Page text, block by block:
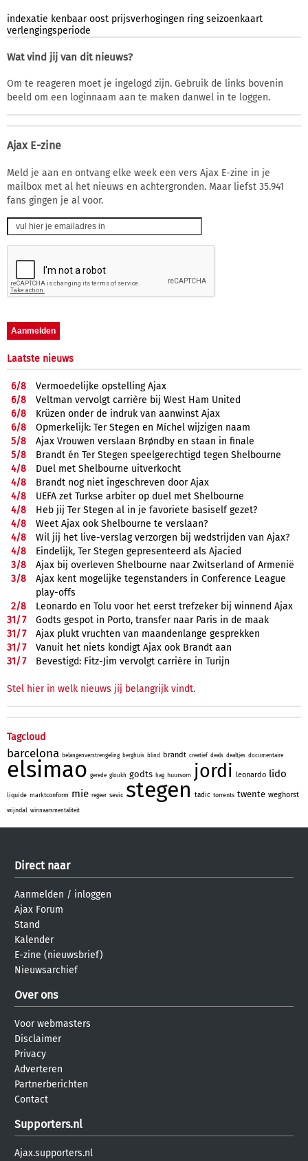
indexatie kenbaar oost prijsverhogingen ring seizoenkaart
verlengingsperiode
Wat vind jij van dit nieuws?
Om te reageren moet je ingelogd zijn. Gebruik de links bovenin
beeld om een loginnaam aan te maken danwel in te loggen.
Ajax E-zine
Meld je aan en ontvang elke week een vers Ajax E-zine in je
mailbox met al het nieuws en achtergronden. Maar liefst 35.941
fans gingen je al voor.
Laatste nieuws
6/8
Vermoedelijke opstelling Ajax
6/8
Veltman vervolgt carrière bij West Ham United
6/8
Krüzen onder de indruk van aanwinst Ajax
6/8
Opmerkelijk: Ter Stegen en Míchel wijzigen naam
5/8
Ajax Vrouwen verslaan Brøndby en staan in finale
5/8
Brandt én Ter Stegen speelgerechtigd tegen Shelbourne
4/8
Duel met Shelbourne uitverkocht
4/8
Brandt nog niet ingeschreven door Ajax
4/8
UEFA zet Turkse arbiter op duel met Shelbourne
4/8
Heb jij Ter Stegen al in je favoriete basiself gezet?
4/8
Weet Ajax ook Shelbourne te verslaan?
4/8
Wil jij het live-verslag verzorgen bij wedstrijden van Ajax?
4/8
Eindelijk, Ter Stegen gepresenteerd als Ajacied
3/8
Ajax bij overleven Shelbourne naar Zwitserland of Armenië
3/8
Ajax kent mogelijke tegenstanders in Conference League
play-offs
2/8
Leonardo en Tolu voor het eerst trefzeker bij winnend Ajax
31/7
Godts gespot in Porto, transfer naar Paris in de maak
31/7
Ajax plukt vruchten van maandenlange gesprekken
31/7
Vanuit het niets kondigt Ajax ook Brandt aan
31/7 Bevestigd: Fitz-Jim vervolgt carrière in Turijn
Stel hier in welk nieuws jij belangrijk vindt.
Tagcloud
barcelona belangenverstrengeling berghuis blind brandt creatief deals dealtjes documentaire
elsimao gerede gloukh godts hag huursom jordi leonardo lido
liquide marktconform mie regeer sevic stegen tadic torrents twente weghorst
wijndal winnaarsmentaliteit
Direct naar
Aanmelden / inloggen
Ajax Forum
Stand
Kalender
E-zine (nieuwsbrief)
Nieuwsarchief
Over ons
Voor webmasters
Disclaimer
Privacy
Adverteren
Partnerberichten
Contact
Supporters.nl
Ajax.supporters.nl